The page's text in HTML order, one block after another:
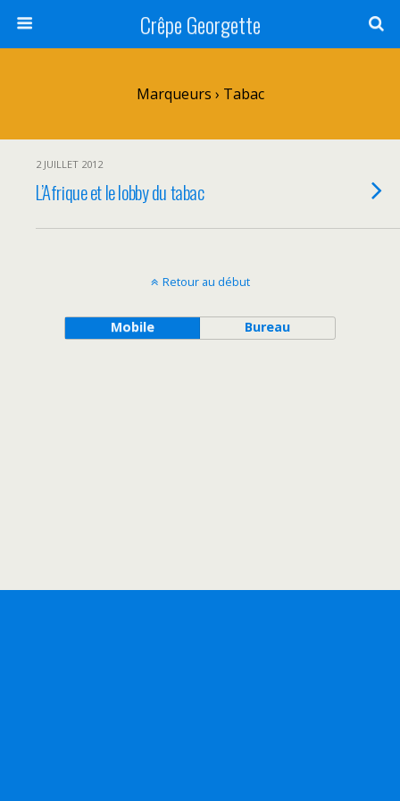
Crêpe Georgette
Marqueurs › Tabac
2 JUILLET 2012
L’Afrique et le lobby du tabac
Retour au début
Mobile Bureau